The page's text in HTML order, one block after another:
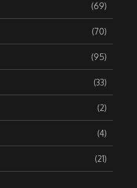
(69)
(70)
(95)
(33)
(2)
(4)
(21)